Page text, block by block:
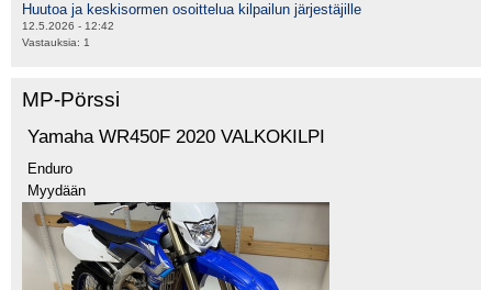
Huutoa ja keskisormen osoittelua kilpailun järjestäjille
12.5.2026 - 12:42
Vastauksia: 1
MP-Pörssi
Yamaha WR450F 2020 VALKOKILPI
Enduro
Myydään